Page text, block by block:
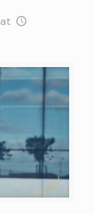
at